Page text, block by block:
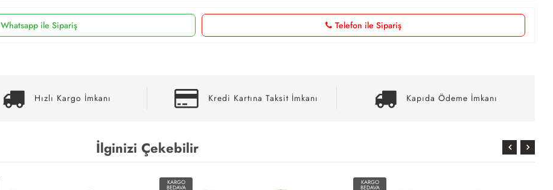
Whatsapp ile Sipariş Telefon ile Sipariş
Hızlı Kargo İmkanı Kredi Kartına Taksit İmkanı Kapıda Ödeme İmkanı
İlginizi Çekebilir
KARGO
BEDAVA
KARGO
BEDAVA